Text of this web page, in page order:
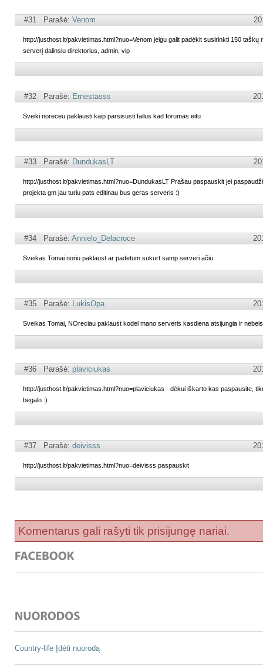
#31 Parašė: Venom
http://justhost.lt/pakvietimas.html?nuo=Venom jeigu galit padėkit susirinkti 150 taškų
serverį dalinsiu direktorius, admin, vip
#32 Parašė: Ernestasss
Sveiki noreceu paklausti kaip parsisusti failus kad forumas eitu
#33 Parašė: DundukasLT
http://justhost.lt/pakvietimas.html?nuo=DundukasLT Prašau paspauskit jei
projekta gm jau turiu pats editinau bus geras serveris :)
#34 Parašė: Annielo_Delacroce
Sveikas Tomai noriu paklaust ar padetum sukurt samp serveri ačiu
#35 Parašė: LukisOpa
Sveikas Tomai, NOreciau paklaust kodel mano serveris kasdiena atsijungia ir
#36 Parašė: plaviciukas
http://justhost.lt/pakvietimas.html?nuo=plaviciukas - dėkui iškarto kas paspausite,
begalo :)
#37 Parašė: deivisss
http://justhost.lt/pakvietimas.html?nuo=deivisss paspauskit
Komentarus gali rašyti tik prisijungę nariai.
Country-life Įdėti nuorodą